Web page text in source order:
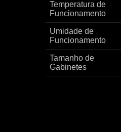
Temperatura de
Funcionamento
Umidade de
Funcionamento
Tamanho de
Gabinetes